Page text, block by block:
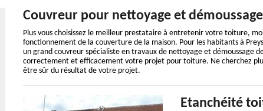
Couvreur pour nettoyage et
Plus vous choisissez le meilleur prestataire à entretenir votre toiture,
fonctionnement de la couverture de la maison. Pour les habitants à
un grand couvreur spécialiste en travaux de nettoyage et
correctement et efficacement votre projet pour toiture. Ne cherchez
être sûr du résultat de votre projet.
Etanchéité